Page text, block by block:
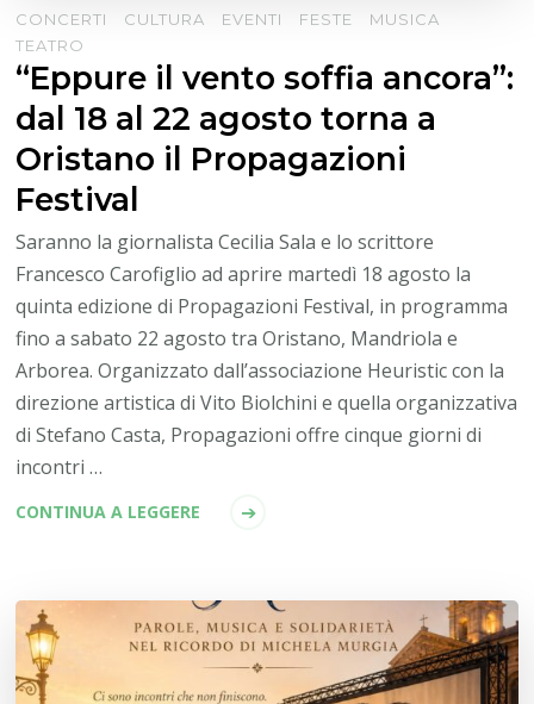
CONCERTI CULTURA EVENTI FESTE
MUSICA
TEATRO
“Eppure il vento soffia ancora”:
dal 18 al 22 agosto torna a
Oristano il Propagazioni
Festival
Saranno la giornalista Cecilia Sala e lo scrittore
Francesco Carofiglio ad aprire martedì 18 agosto la
quinta edizione di Propagazioni Festival, in programma
fino a sabato 22 agosto tra Oristano, Mandriola e
Arborea. Organizzato dall’associazione Heuristic con la
direzione artistica di Vito Biolchini e quella organizzativa
di Stefano Casta, Propagazioni offre cinque giorni di
incontri …
CONTINUA A LEGGERE